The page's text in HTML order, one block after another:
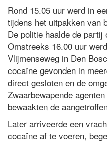
Rond 15.05 uur werd in
tijdens het uitpakken van
De politie haalde de
Omstreeks 16.00 uur
Vlijmenseweg in Den
cocaïne gevonden in
direct gesloten en de
Zwaarbewapende
bewaakten de
Later arriveerde een
cocaïne af te voeren,